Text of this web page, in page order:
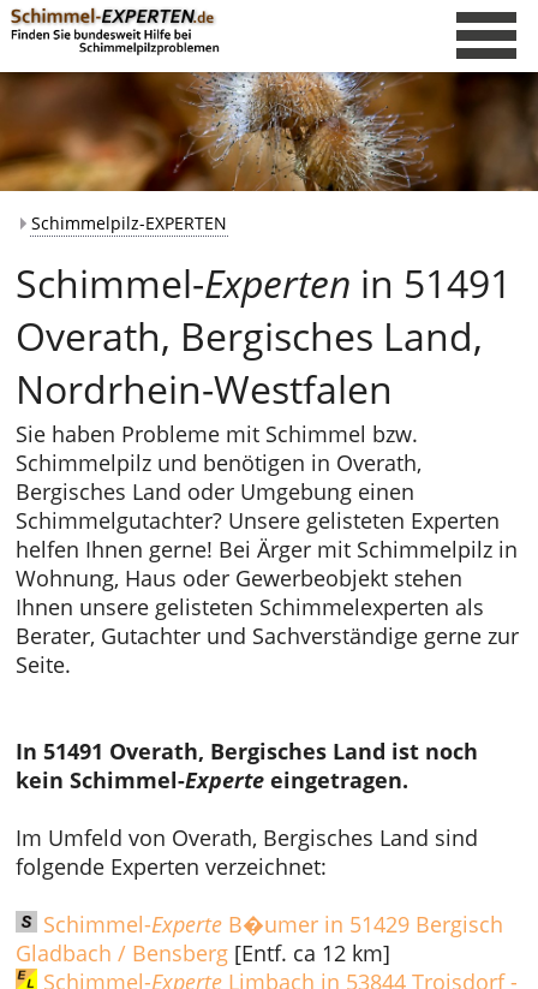
Schimmelpilz-EXPERTEN
Schimmel-Experten in 51491
Overath, Bergisches Land,
Nordrhein-Westfalen
Sie haben Probleme mit Schimmel bzw.
Schimmelpilz und benötigen in Overath,
Bergisches Land oder Umgebung einen
Schimmelgutachter? Unsere gelisteten Experten
helfen Ihnen gerne! Bei Ärger mit Schimmelpilz in
Wohnung, Haus oder Gewerbeobjekt stehen
Ihnen unsere gelisteten Schimmelexperten als
Berater, Gutachter und Sachverständige gerne zur
Seite.
In 51491 Overath, Bergisches Land ist noch
kein Schimmel-Experte eingetragen.
Im Umfeld von Overath, Bergisches Land sind
folgende Experten verzeichnet:
Schimmel-Experte B�umer in 51429 Bergisch
Gladbach / Bensberg [Entf. ca 12 km]
Schimmel-Experte Limbach in 53844 Troisdorf -